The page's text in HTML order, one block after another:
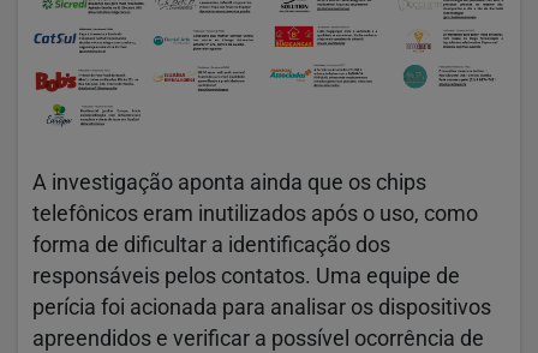
A investigação aponta ainda que os chips
telefônicos eram inutilizados após o uso, como
forma de dificultar a identificação dos
responsáveis pelos contatos. Uma equipe de
perícia foi acionada para analisar os dispositivos
apreendidos e verificar a possível ocorrência de